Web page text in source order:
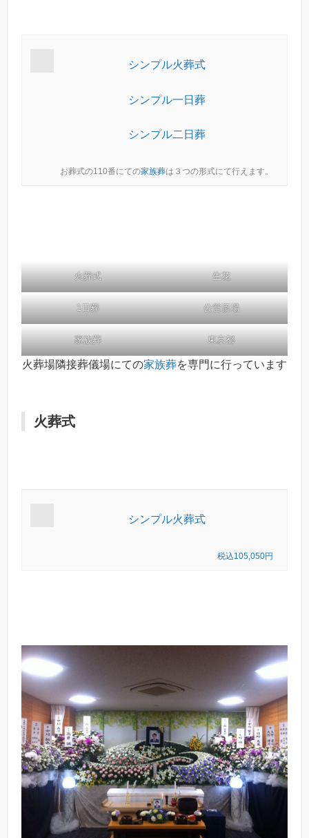
シンプル火葬式
シンプル一日葬
シンプル二日葬
お葬式の110番にての家族葬は３つの形式にて行えます。
火葬式 生花
1日葬 公営斎場
家族葬 東京都
火葬場隣接葬儀場にての家族葬を専門に行っています
火葬式
シンプル火葬式
税込105,050円